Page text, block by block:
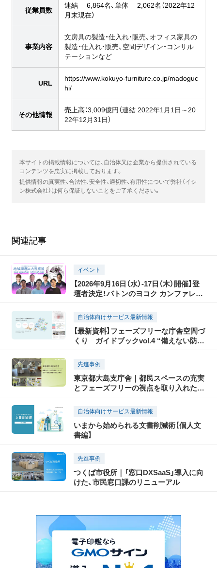
従業員数
連結 6,864名、単体 2,062名（2022年12
月末現在）
事業内容
文房具の製造・仕入れ・販売、オフィス家具の
製造・仕入れ・販売、空間デザイン・コンサル
テーションなど
URL
https://www.kokuyo-furniture.co.jp/madoguc
hi/
その他情報
売上高：3,009億円（連結 2022年1月1日～20
22年12月31日）
本サイトの掲載情報については、自治体又は企業から提供されている
コンテンツを忠実に掲載しております。
提供情報の真実性、合法性、安全性、適切性、有用性について弊社（イシ
ン株式会社）は何ら保証しないことをご了承ください。
関連記事
イベント
【2026年9月16日（水）-17日（木）開催】登
壇者決定！バトンのヨコク カンファレン
課題のピントとヒント
自治体向けサービス最新情報
【最新資料】フェーズフリーな庁舎空間づ
くり ガイドブックvol.4 “備えない防
先進事例
東京都大島支庁舎｜都民スペースの充実
とフェーズフリーの視点を取り入れた庁
自治体向けサービス最新情報
いまから始められる文書削減術【個人文
書編】
先進事例
つくば市役所｜「窓口DXSaaS」導入に向
けた、市民窓口課のリニューアル